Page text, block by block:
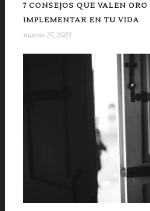
7 CONSEJOS QUE VALEN
IMPLEMENTAR EN TU VIDA
marzo 27, 2023